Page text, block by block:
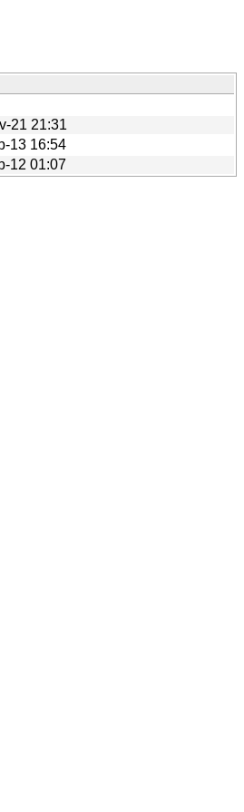
21 21:31
13 16:54
12 01:07